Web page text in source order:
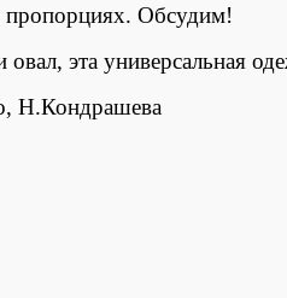
пропорциях. Обсудим!
эта универсальная